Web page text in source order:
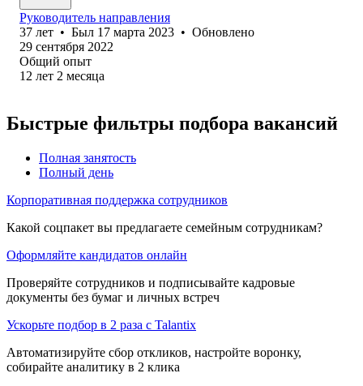
Руководитель направления
37 лет • Был 17 марта 2023 • Обновлено
29 сентября 2022
Общий опыт
12 лет 2 месяца
Быстрые фильтры подбора вакансий
Полная занятость
Полный день
Корпоративная поддержка сотрудников
Какой соцпакет вы предлагаете семейным сотрудникам?
Оформляйте кандидатов онлайн
Проверяйте сотрудников и подписывайте кадровые
документы без бумаг и личных встреч
Ускорьте подбор в 2 раза с Talantix
Автоматизируйте сбор откликов, настройте воронку,
собирайте аналитику в 2 клика